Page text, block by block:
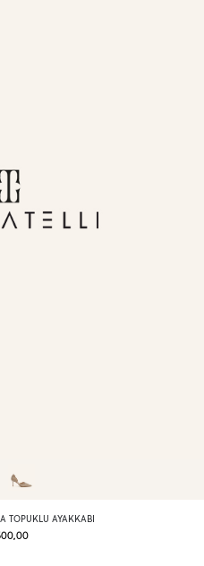
TOPUKLU AYAKKABI